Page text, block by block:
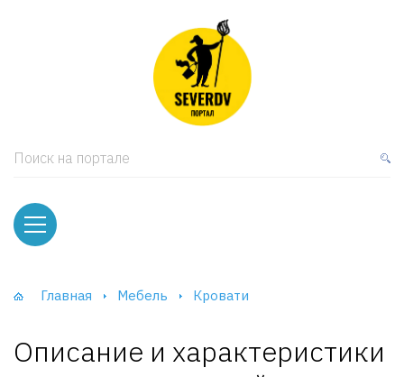
Поиск на портале
Главная Мебель Кровати
Описание и характеристики
и тумбы